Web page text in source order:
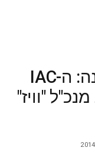
הגאלה הגדולה של השנה: ה-IAC
את מנכ"ל "וויז"